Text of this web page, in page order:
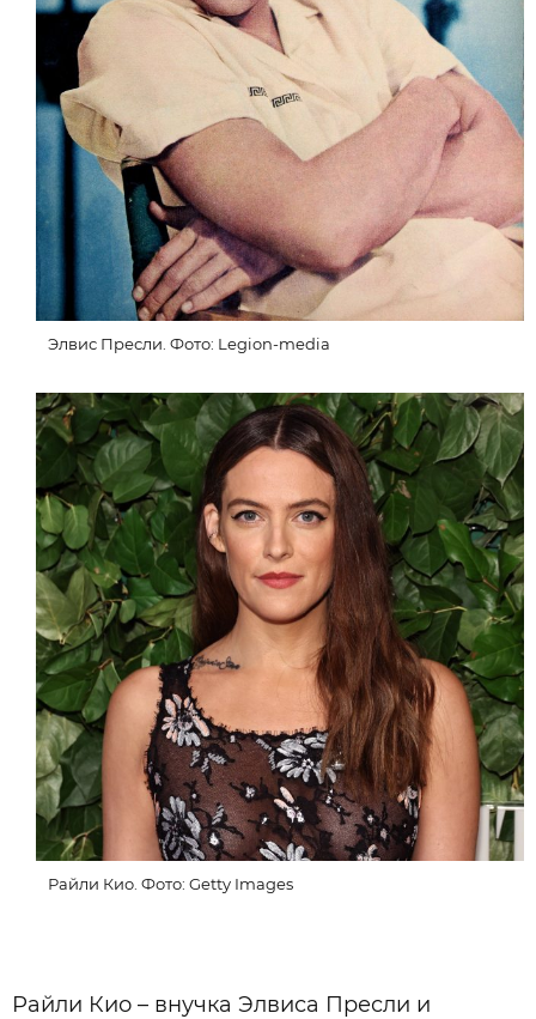
Элвис Пресли. Фото: Legion-media
Райли Кио. Фото: Getty Images
Райли Кио – внучка Элвиса Пресли и